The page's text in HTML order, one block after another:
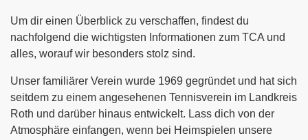
Um dir einen Überblick zu verschaffen, findest du
nachfolgend die wichtigsten Informationen zum TCA und
alles, worauf wir besonders stolz sind.
Unser familiärer Verein wurde 1969 gegründet und hat sich
seitdem zu einem angesehenen Tennisverein im Landkreis
Roth und darüber hinaus entwickelt. Lass dich von der
Atmosphäre einfangen, wenn bei Heimspielen unsere